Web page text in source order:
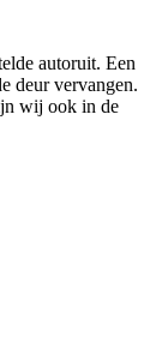
autoruit. Een
deur vervangen.
wij ook in de